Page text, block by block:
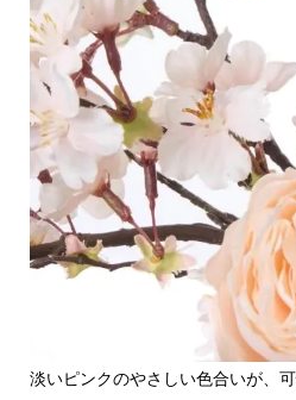
淡いピンクのやさしい色合いが、